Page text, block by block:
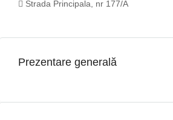
Strada Principala, nr 177/A
Prezentare generală